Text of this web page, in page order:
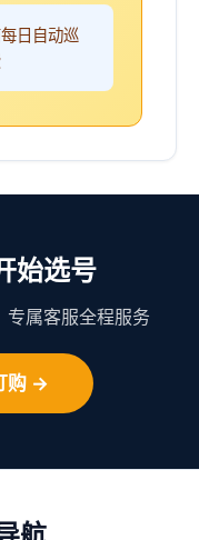
日自动巡
始选号
专属客服全程服务
购 →